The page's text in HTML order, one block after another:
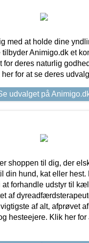
med at holde dine
Animigo.dk et
for deres naturlig
for at se deres
udvalget på
shoppen til dig, der
din hund, kat eller
forhandle udstyr til
af
af alt, afprøvet
hesteejere. Klik her for